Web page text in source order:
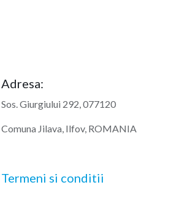
Adresa:
Sos. Giurgiului 292, 077120
Comuna Jilava, Ilfov, ROMANIA
Termeni si conditii